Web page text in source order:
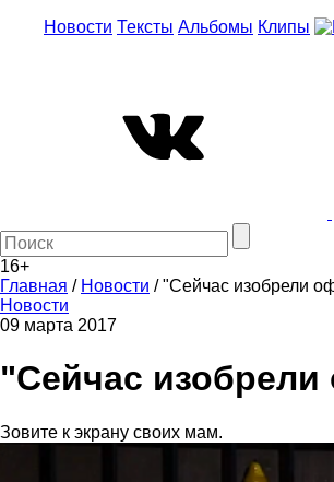
Новости Тексты Альбомы Клипы
16+
Главная / Новости /"Сейчас изобрели
Новости
09 марта 2017
"Сейчас
Зовите к экрану своих мам.